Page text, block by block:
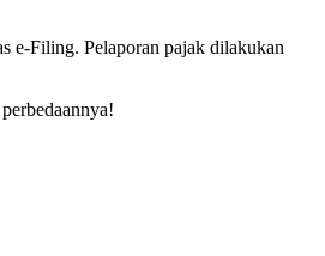
e-Filing. Pelaporan pajak dilakukan